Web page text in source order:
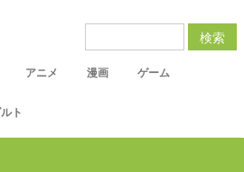
アニメ 漫画 ゲーム
ト
検索